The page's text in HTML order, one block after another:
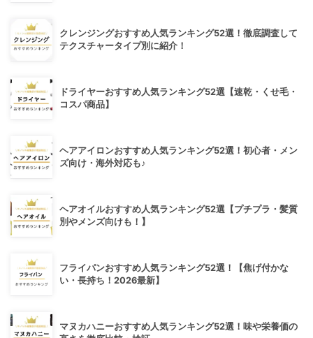
クレンジングおすすめ人気ランキング52選！徹底調査して
テクスチャータイプ別に紹介！
ドライヤーおすすめ人気ランキング52選【速乾・くせ毛・
コスパ商品】
ヘアアイロンおすすめ人気ランキング52選！初心者・メン
ズ向け・海外対応も♪
ヘアオイルおすすめ人気ランキング52選【プチプラ・髪質
別やメンズ向けも！】
フライパンおすすめ人気ランキング52選！【焦げ付かな
い・長持ち！2026最新】
マヌカハニーおすすめ人気ランキング52選！味や栄養価の